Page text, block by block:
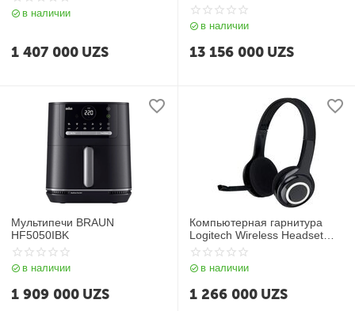
в наличии
1 407 000 UZS
в наличии
13 156 000 UZS
Мультипечи BRAUN
HF5050IBK
в наличии
1 909 000 UZS
Компьютерная гарнитура
Logitech Wireless Headset
H600
в наличии
1 266 000 UZS